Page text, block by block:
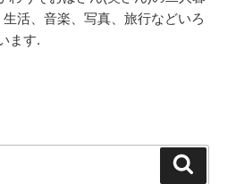
活、音楽、写真、旅行などいろ
ます.